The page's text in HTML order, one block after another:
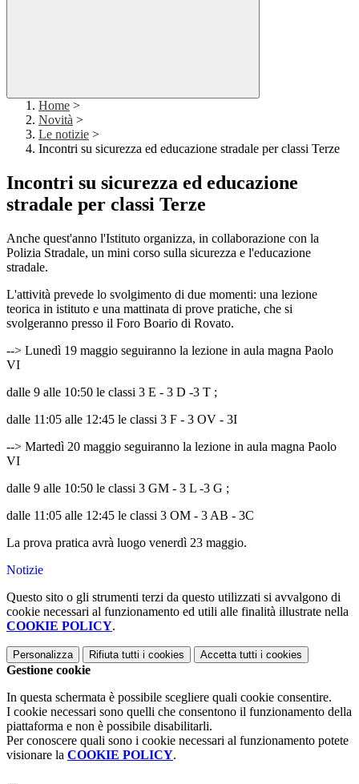
Home >
Novità >
Le notizie >
Incontri su sicurezza ed educazione stradale per classi Terze
Incontri su sicurezza ed educazione
stradale per classi Terze
Anche quest'anno l'Istituto organizza, in collaborazione con la
Polizia Stradale, un mini corso sulla sicurezza e l'educazione
stradale.
L'attività prevede lo svolgimento di due momenti: una lezione
teorica in istituto e una mattinata di prove pratiche, che si
svolgeranno presso il Foro Boario di Rovato.
--> Lunedì 19 maggio seguiranno la lezione in aula magna Paolo
VI
dalle 9 alle 10:50 le classi 3 E - 3 D -3 T ;
dalle 11:05 alle 12:45 le classi 3 F - 3 OV - 3I
--> Martedì 20 maggio seguiranno la lezione in aula magna Paolo
VI
dalle 9 alle 10:50 le classi 3 GM - 3 L -3 G ;
dalle 11:05 alle 12:45 le classi 3 OM - 3 AB - 3C
La prova pratica avrà luogo venerdì 23 maggio.
Notizie
Questo sito o gli strumenti terzi da questo utilizzati si avvalgono di
cookie necessari al funzionamento ed utili alle finalità illustrate nella
COOKIE POLICY.
Personalizza Rifiuta tutti i cookies Accetta tutti i cookies
Gestione cookie
In questa schermata è possibile scegliere quali cookie consentire.
I cookie necessari sono quelli che consentono il funzionamento della
piattaforma e non è possibile disabilitarli.
Per conoscere quali sono i cookie necessari al funzionamento potete
visionare la COOKIE POLICY.